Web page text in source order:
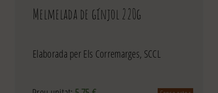
Melmelada de gínjol 220g
Elaborada per Els Corremarges, SCCL